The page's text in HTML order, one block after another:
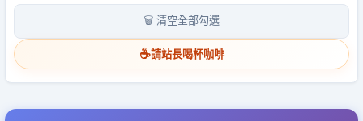
🗑️ 清空全部勾選
☕請站長喝杯咖啡